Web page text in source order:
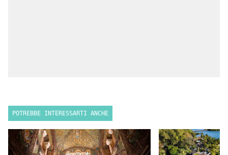
POTREBBE INTERESSARTI ANCHE